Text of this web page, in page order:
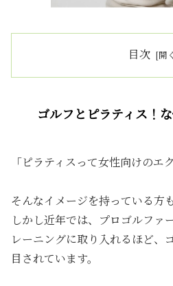
目次
ゴルフとピラティス！
「ピラティスって女性向けのエ
そんなイメージを持っている方
しかし近年では、プロゴルファ
レーニングに取り入れるほど、
目されています。